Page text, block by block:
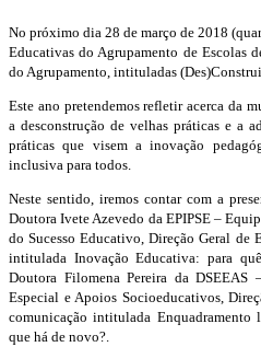
No próximo dia 28 de março de 2018
Educativas do Agrupamento de Escolas
do Agrupamento, intituladas
Este ano pretendemos refletir acerca da
a desconstrução de velhas práticas e a
práticas que visem a inovação
inclusiva para todos.
Neste sentido, iremos contar com a
Doutora Ivete Azevedo da EPIPSE –
do Sucesso Educativo, Direção Geral de
intitulada Inovação Educativa: para q
Doutora Filomena Pereira da DSEEAS
Especial e Apoios Socioeducativos,
comunicação intitulada
que há de novo?.